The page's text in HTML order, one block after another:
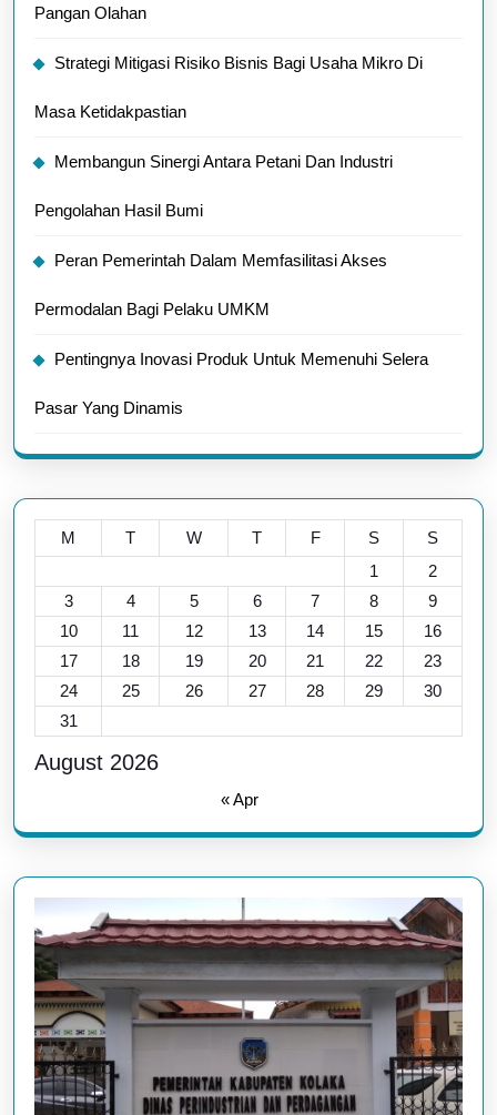
Pangan Olahan
Strategi Mitigasi Risiko Bisnis Bagi Usaha Mikro Di
Masa Ketidakpastian
Membangun Sinergi Antara Petani Dan Industri
Pengolahan Hasil Bumi
Peran Pemerintah Dalam Memfasilitasi Akses
Permodalan Bagi Pelaku UMKM
Pentingnya Inovasi Produk Untuk Memenuhi Selera
Pasar Yang Dinamis
August 2026
M T W T F S
S
1
2
3
4 5 6 7 8
9
10
11 12 13 14 15
16
17
18 19 20 21 22
23
24
25 26 27 28 29
30
31
« Apr